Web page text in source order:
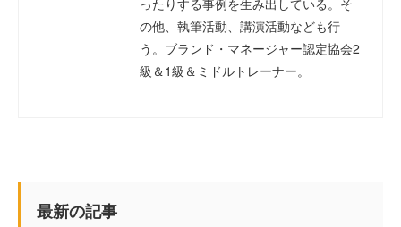
ったりする事例を生み出している。そ
の他、執筆活動、講演活動なども行
う。ブランド・マネージャー認定協会2
級＆1級＆ミドルトレーナー。
最新の記事